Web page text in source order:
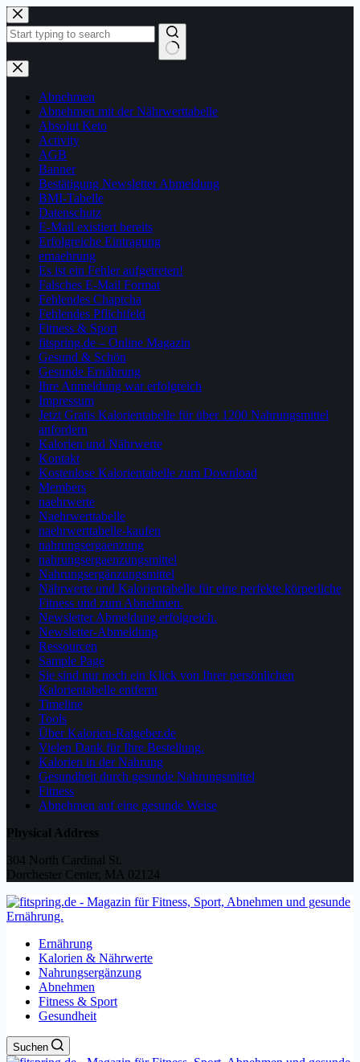
Zum
Inhalt
springen
Keine
Ergebnisse
Abnehmen
Abnehmen mit der Nährwerttabelle
Absolut Keto
Activity
AGB
Banner
Bestätigung Newsletter Abmeldung
BMI-Tabelle
Datenschutz
E-Mail existiert bereits
Erfolgreiche Eintragung
ernaehrung
Es ist ein Fehler aufgetreten!
Falsches E-Mail Format
Fehlendes Chaptcha
Fehlendes Pflichtfeld
Fitness & Sport
fitspring.de – Online Magazin
Gesund & Schön
Gesunde Ernährung
Ihre Anmeldung war erfolgreich
Impressum
Jetzt Gratis Kalorientabelle für über 1200 Nahrungsmittel
anfordern
Kalorien und Nährwerte
Kontakt
Kostenlose Kalorientabelle zum Download
Members
naehrwerte
Naehrwerttabelle
naehrwerttabelle-kaufen
nahrungsergaenzung
nahrungsergaenzungsmittel
Nahrungsergänzungsmittel
Nährwerte und Kalorientabelle für eine perfekte körperliche
Fitness und zum Abnehmen.
Newsletter Abmeldung erfolgreich.
Newsletter-Abmeldung
Ressourcen
Sample Page
Sie sind nur noch ein Klick von Ihrer persönlichen
Kalorientabelle entfernt
Timeline
Tools
Über Kalorien-Ratgeber.de
Vielen Dank für Ihre Bestellung.
Kalorien in der Nahrung
Gesundheit durch gesunde Nahrungsmittel
Fitness
Abnehmen auf eine gesunde Weise
Physical Address
304 North Cardinal St.
Dorchester Center, MA 02124
Ernährung
Kalorien & Nährwerte
Nahrungsergänzung
Abnehmen
Fitness & Sport
Gesundheit
Suchen